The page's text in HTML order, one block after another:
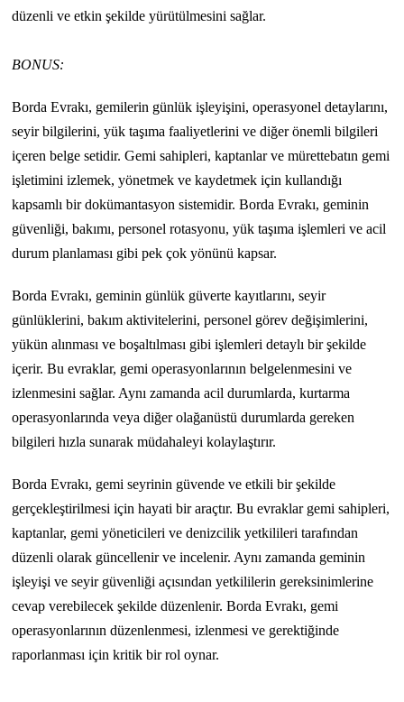
düzenli ve etkin şekilde yürütülmesini sağlar.
BONUS:
Borda Evrakı, gemilerin günlük işleyişini, operasyonel detaylarını,
seyir bilgilerini, yük taşıma faaliyetlerini ve diğer önemli bilgileri
içeren belge setidir. Gemi sahipleri, kaptanlar ve mürettebatın gemi
işletimini izlemek, yönetmek ve kaydetmek için kullandığı
kapsamlı bir dokümantasyon sistemidir. Borda Evrakı, geminin
güvenliği, bakımı, personel rotasyonu, yük taşıma işlemleri ve acil
durum planlaması gibi pek çok yönünü kapsar.
Borda Evrakı, geminin günlük güverte kayıtlarını, seyir
günlüklerini, bakım aktivitelerini, personel görev değişimlerini,
yükün alınması ve boşaltılması gibi işlemleri detaylı bir şekilde
içerir. Bu evraklar, gemi operasyonlarının belgelenmesini ve
izlenmesini sağlar. Aynı zamanda acil durumlarda, kurtarma
operasyonlarında veya diğer olağanüstü durumlarda gereken
bilgileri hızla sunarak müdahaleyi kolaylaştırır.
Borda Evrakı, gemi seyrinin güvende ve etkili bir şekilde
gerçekleştirilmesi için hayati bir araçtır. Bu evraklar gemi sahipleri,
kaptanlar, gemi yöneticileri ve denizcilik yetkilileri tarafından
düzenli olarak güncellenir ve incelenir. Aynı zamanda geminin
işleyişi ve seyir güvenliği açısından yetkililerin gereksinimlerine
cevap verebilecek şekilde düzenlenir. Borda Evrakı, gemi
operasyonlarının düzenlenmesi, izlenmesi ve gerektiğinde
raporlanması için kritik bir rol oynar.